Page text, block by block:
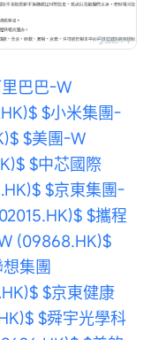
巴巴-W
$小米集團-
$美團-W
$中芯國際
$京東集團-
$攜程
(09868.HK)$
集團
$京東健康
$舜宇光學科